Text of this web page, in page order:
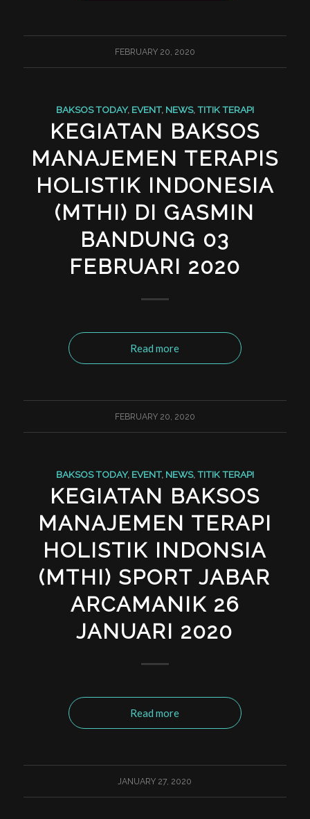
FEBRUARY 20, 2020
BAKSOS TODAY, EVENT, NEWS, TITIK TERAPI
KEGIATAN BAKSOS
MANAJEMEN TERAPIS
HOLISTIK INDONESIA
(MTHI) DI GASMIN
BANDUNG 03
FEBRUARI 2020
Read more
FEBRUARY 20, 2020
BAKSOS TODAY, EVENT, NEWS, TITIK TERAPI
KEGIATAN BAKSOS
MANAJEMEN TERAPI
HOLISTIK INDONSIA
(MTHI) SPORT JABAR
ARCAMANIK 26
JANUARI 2020
Read more
JANUARY 27, 2020